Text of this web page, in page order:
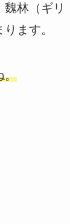
林（ギリ
ます。
。